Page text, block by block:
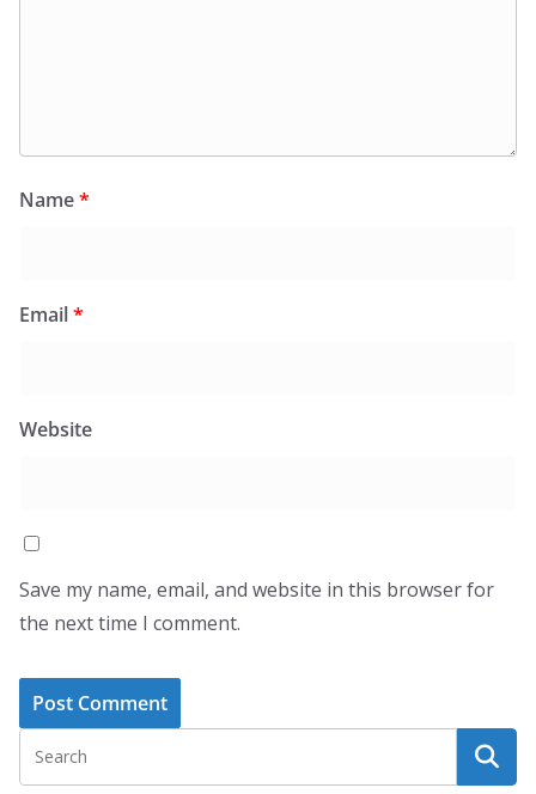
Name*
Email*
Website
Save my name, email, and website in this browser for
the next time I comment.